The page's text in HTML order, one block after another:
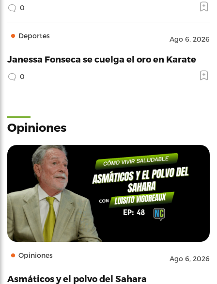
0
Deportes Ago 6, 2026
Janessa Fonseca se cuelga el oro en Karate
0
Opiniones
Opiniones Ago 6, 2026
Asmáticos y el polvo del Sahara